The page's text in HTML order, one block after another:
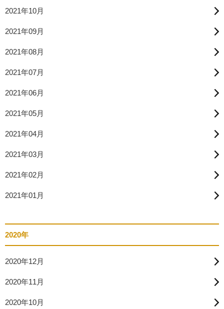
2021年10月
2021年09月
2021年08月
2021年07月
2021年06月
2021年05月
2021年04月
2021年03月
2021年02月
2021年01月
2020年
2020年12月
2020年11月
2020年10月